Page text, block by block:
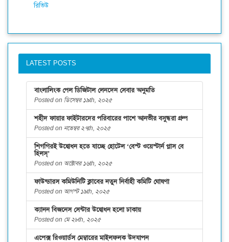
রিভিউ
LATEST POSTS
বাংলালিংক পেল ডিজিটাল লেনদেন সেবার অনুমতি
Posted on ডিসেম্বর ১৯th, ২০২৫
শহীদ ফায়ার ফাইটারদের পরিবারের পাশে আনভীর বসুন্ধরা গ্রুপ
Posted on নভেম্বর ২৭th, ২০২৫
শিগগিরই উদ্বোধন হতে যাচ্ছে হোটেল ‘বেস্ট ওয়েস্টার্ন প্লাস বে
হিলস্’
Posted on অক্টোবর ১৬th, ২০২৫
ফাউন্ডারস কমিউনিটি ক্লাবের নতুন নির্বাহী কমিটি ঘোষণা
Posted on আগস্ট ১৯th, ২০২৫
ক্যানন বিজনেস সেন্টার উদ্বোধন হলো ঢাকায়
Posted on মে ২৮th, ২০২৫
এপেক্স রিওয়ার্ডস মেম্বারের মাইলফলক উদযাপন